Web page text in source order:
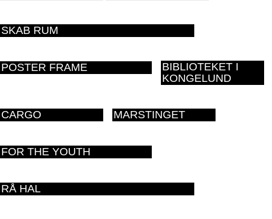
SKAB RUM
POSTER FRAME
BIBLIOTEKET I
KONGELUND
CARGO MARSTINGET
FOR THE YOUTH
RÅ HAL